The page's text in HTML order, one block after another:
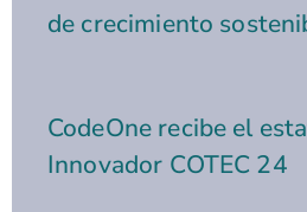
de crecimiento
CodeOne recibe el
Innovador COTEC 24